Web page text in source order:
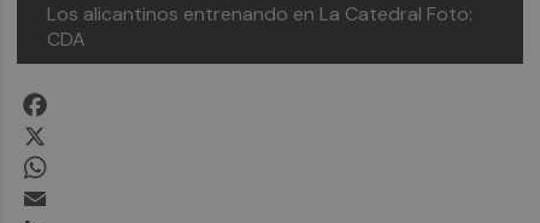
Los alicantinos entrenando en La Catedral Foto:
CDA